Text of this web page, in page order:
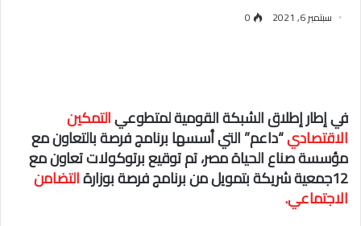
سبتمبر 6, 2021 0
في إطار إطلاق الشبكة القومية لمتطوعيالتمكين
الاقتصادي“داعم” التي أسسها برنامج فرصة بالتعاون مع
مؤسسة صناع الحياة مصر، تم توقيع برتوكولات تعاون مع
12جمعية شريكة بتمويل من برنامج فرصة بوزارة التضامن
الاجتماعي.